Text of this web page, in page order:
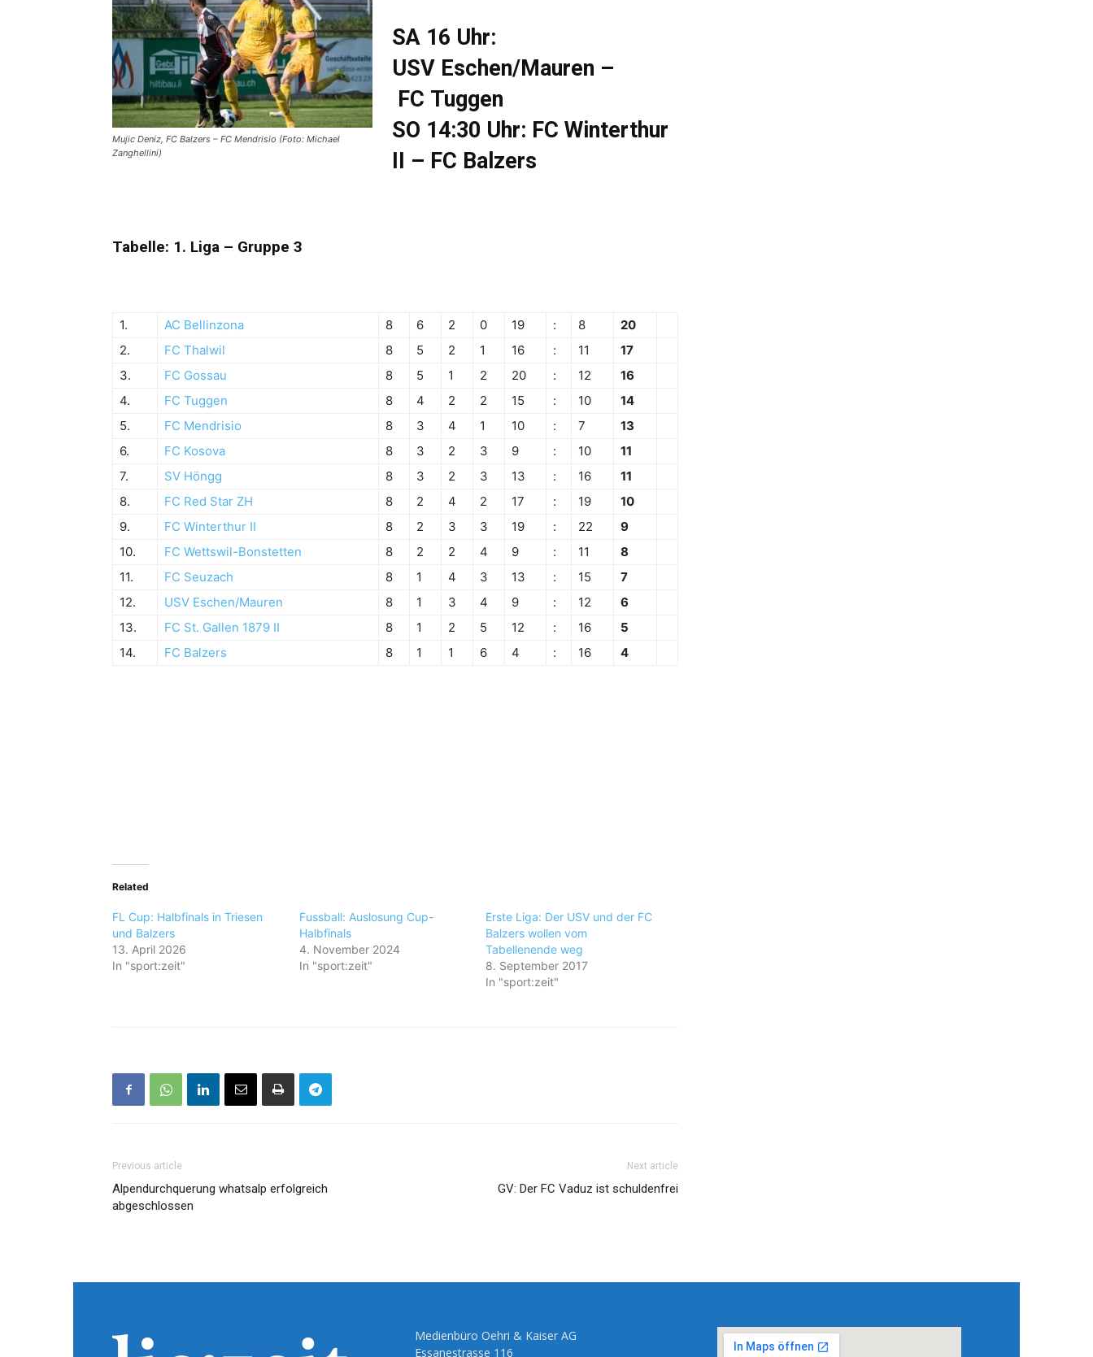
Mujic Deniz, FC Balzers – FC Mendrisio (Foto: Michael
Zanghellini)
SA 16 Uhr:
USV Eschen/Mauren –
FC Tuggen
SO 14:30 Uhr: FC Winterthur
II – FC Balzers
Tabelle: 1. Liga – Gruppe 3
1. AC Bellinzona 8 6 2 0 19 : 8
20
2.
FC Thalwil 8 5 2 1 16 : 11
17
3.
FC Gossau 8 5 1 2 20 : 12
16
4.
FC Tuggen 8 4 2 2 15 : 10
14
5.
FC Mendrisio 8 3 4 1 10 : 7
13
6.
FC Kosova 8 3 2 3 9 : 10
11
7.
SV Höngg 8 3 2 3 13 : 16
11
8.
FC Red Star ZH 8 2 4 2 17 : 19
10
9.
FC Winterthur II 8 2 3 3 19 : 22
9
10.
FC Wettswil-Bonstetten 8 2 2 4 9 : 11
8
11.
FC Seuzach 8 1 4 3 13 : 15
7
12.
USV Eschen/Mauren 8 1 3 4 9 : 12
6
13.
FC St. Gallen 1879 II 8 1 2 5 12 : 16
5
14.
FC Balzers 8 1 1 6 4 : 16 4
Related
FL Cup: Halbfinals in Triesen
und Balzers
13. April 2026
In "sport:zeit"
Fussball: Auslosung Cup-
Halbfinals
4. November 2024
In "sport:zeit"
Erste Liga: Der USV und der FC
Balzers wollen vom
Tabellenende weg
8. September 2017
In "sport:zeit"
Previous article
Alpendurchquerung whatsalp erfolgreich
abgeschlossen
Next article
GV: Der FC Vaduz ist schuldenfrei
Medienbüro Oehri & Kaiser AG
Essanestrasse 116